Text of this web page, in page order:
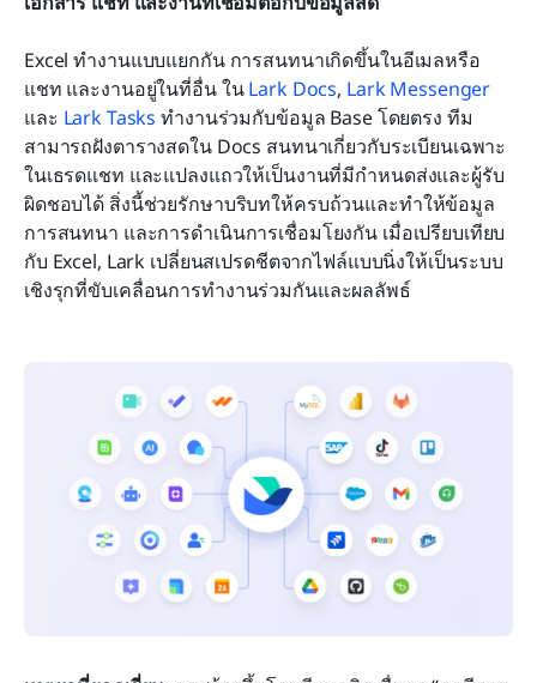
Excel ทำงานแบบแยกกัน การสนทนาเกิดขึ้นในอีเมลหรือ
แชท และงานอยู่ในที่อื่น ใน Lark Docs, Lark Messenger
และ Lark Tasks ทำงานร่วมกับข้อมูล Base โดยตรง ทีม
สามารถฝังตารางสดใน Docs สนทนาเกี่ยวกับระเบียนเฉพาะ
ในเธรดแชท และแปลงแถวให้เป็นงานที่มีกำหนดส่งและผู้รับ
ผิดชอบได้ สิ่งนี้ช่วยรักษาบริบทให้ครบถ้วนและทำให้ข้อมูล
การสนทนา และการดำเนินการเชื่อมโยงกัน เมื่อเปรียบเทียบ
กับ Excel, Lark เปลี่ยนสเปรดชีตจากไฟล์แบบนิ่งให้เป็นระบบ
เชิงรุกที่ขับเคลื่อนการทำงานร่วมกันและผลลัพธ์